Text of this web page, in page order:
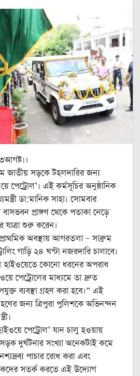
জাতীয় সড়কে টহলদারির জন্য
পেট্রোল’। এই কর্মসূচির অনুষ্ঠানিক
ডা:মানিক সাহা। সোমবার
বাসভবন প্রাঙ্গণ থেকে পতাকা নেড়ে
শুরু করেন।
অবস্থায় আগরতলা – সাব্রুম
গাড়ি ২৪ ঘন্টা নজরদারি চালাবে।
কোনো ধরনের অপরাধ
পেট্রোলের মাধ্যমে তা দ্রুত
ব্যবস্থা গ্রহণ করা হবে।” এই
জন্য ত্রিপুরা পুলিশকে অভিনন্দন
পেট্রোল’ যান চালু হওয়ায়
দুর্ঘটনার সংখ্যা অনেকটাই কমে
পাচার রোধ করা এবং
সতর্ক করতে এই উদ্যোগ